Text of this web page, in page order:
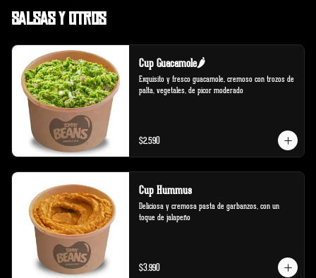
Salsas y Otros
Cup Guacamole🌶️
Exquisito y fresco guacamole, cremoso con trozos de
palta, vegetales, de picor moderado
$2.590
Cup Hummus
Deliciosa y cremosa pasta de garbanzos, con un
toque de jalapeño
$3.990